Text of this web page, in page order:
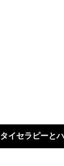
タイセラピーと